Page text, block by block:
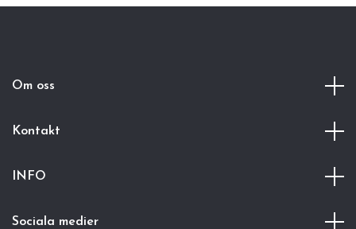
Om oss
Kontakt
INFO
Sociala medier